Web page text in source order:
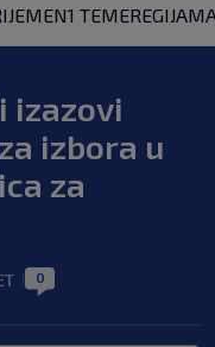
N1 TEMEREGIJA
izazovi
izbora u
za
0